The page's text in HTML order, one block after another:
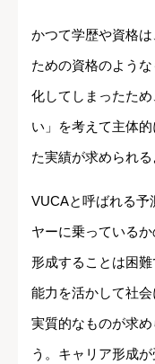
かつて学歴や資格
ための資格のよう
化してしまったた
い」を考えて主体
た実績が求められ
VUCAと呼ばれる予
ヤーに乗っている
形成することは困
能力を活かして社
実質的なものが求
う。キャリア形成